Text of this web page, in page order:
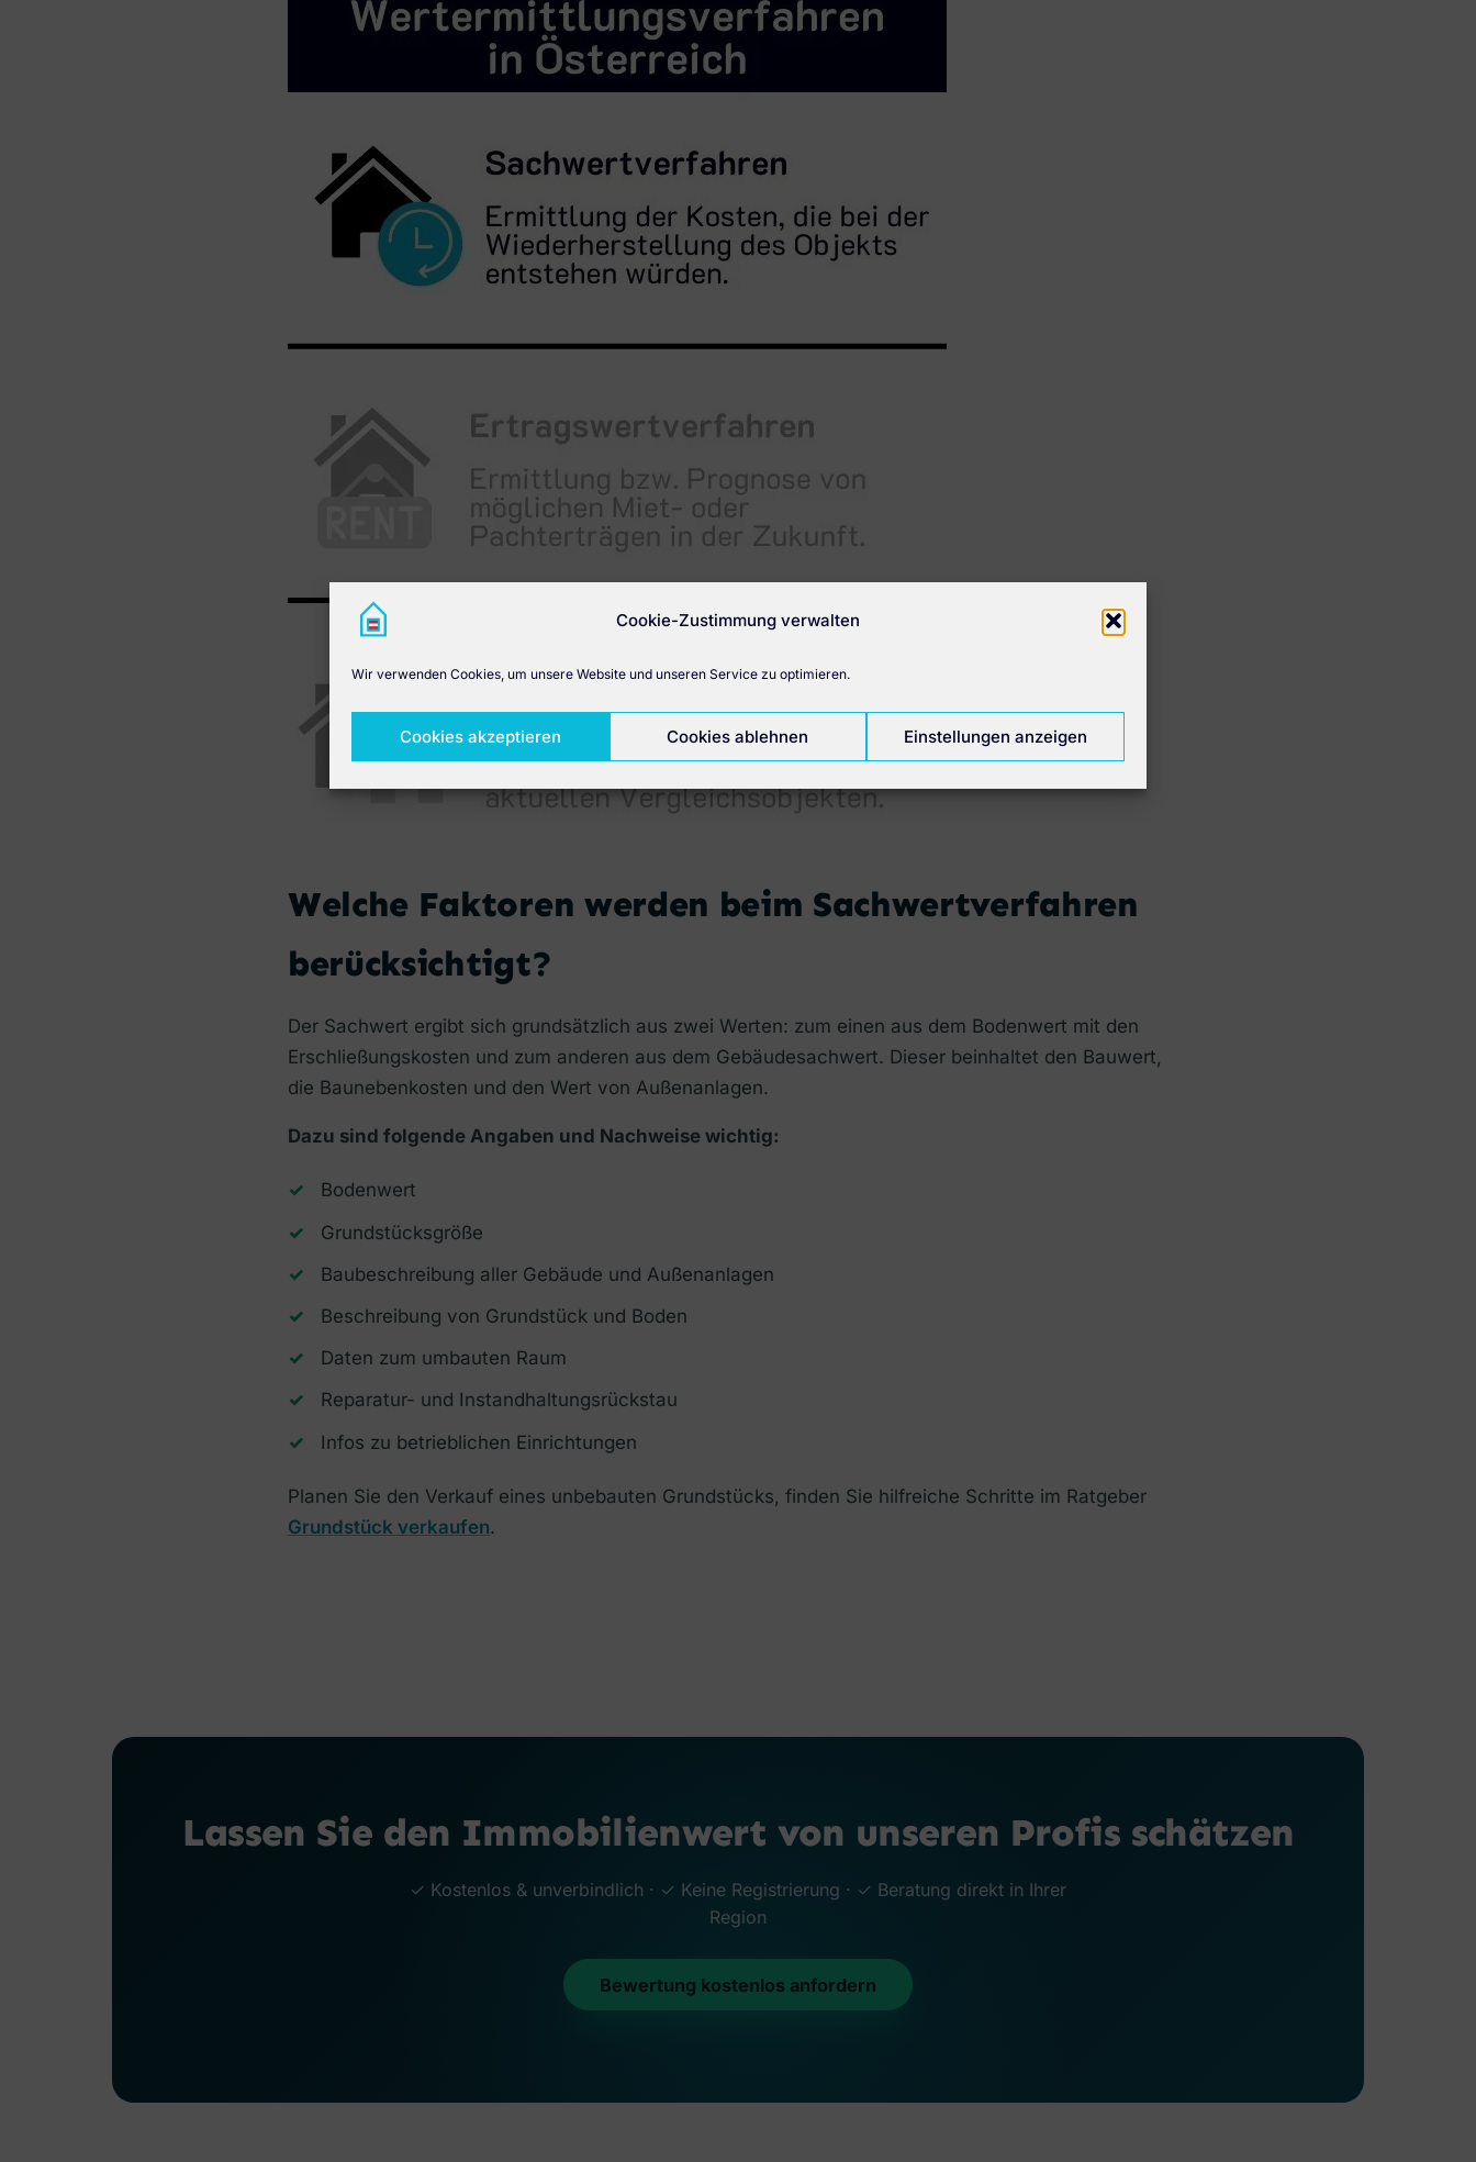
Cookie-Zustimmung verwalten
Wir verwenden Cookies, um unsere Website und unseren Service zu optimieren.
Cookies akzeptieren Cookies ablehnen Einstellungen anzeigen
Welche Faktoren werden beim Sachwertverfahren
berücksichtigt?
Der Sachwert ergibt sich grundsätzlich aus zwei Werten: zum einen aus dem Bodenwert mit den
Erschließungskosten und zum anderen aus dem Gebäudesachwert. Dieser beinhaltet den Bauwert,
die Baunebenkosten und den Wert von Außenanlagen.
Dazu sind folgende Angaben und Nachweise wichtig:
Bodenwert
Grundstücksgröße
Baubeschreibung aller Gebäude und Außenanlagen
Beschreibung von Grundstück und Boden
Daten zum umbauten Raum
Reparatur- und Instandhaltungsrückstau
Infos zu betrieblichen Einrichtungen
Planen Sie den Verkauf eines unbebauten Grundstücks, finden Sie hilfreiche Schritte im Ratgeber
Grundstück verkaufen.
Lassen Sie den Immobilienwert von unseren Profis schätzen
✓ Kostenlos & unverbindlich · ✓ Keine Registrierung · ✓ Beratung direkt in Ihrer
Region
Bewertung kostenlos anfordern